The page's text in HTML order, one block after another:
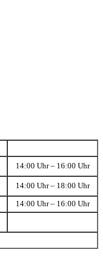
14:00 Uhr – 16:00 Uhr
14:00 Uhr – 18:00 Uhr
14:00 Uhr – 16:00 Uhr